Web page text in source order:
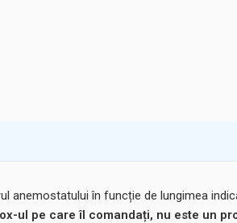
anemostatului în funcție de lungimea
ul pe care îl comandați, nu este un